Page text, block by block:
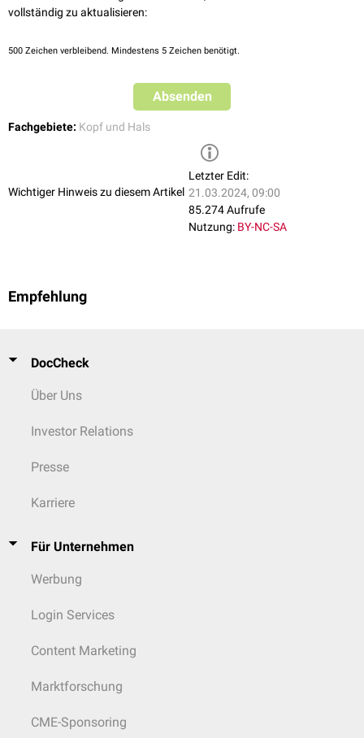
vollständig zu aktualisieren:
500 Zeichen verbleibend. Mindestens 5 Zeichen benötigt.
Absenden
Fachgebiete: Kopf und Hals
Wichtiger Hinweis zu diesem Artikel
Letzter Edit:
21.03.2024, 09:00
85.274 Aufrufe
Nutzung: BY-NC-SA
Empfehlung
DocCheck
Über Uns
Investor Relations
Presse
Karriere
Für Unternehmen
Werbung
Login Services
Content Marketing
Marktforschung
CME-Sponsoring